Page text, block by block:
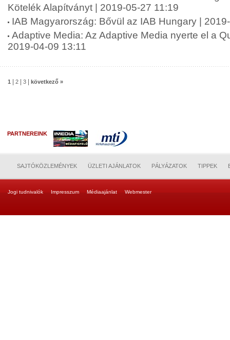
Kötelék Alapítványt | 2019-05-27 11:19
IAB Magyarország: Bővül az IAB Hungary |
Adaptive Media: Az Adaptive Media nyerte el a
2019-04-09 13:11
1 2 3 következő »
PARTNEREINK
SAJTÓKÖZLEMÉNYEK ÜZLETI AJÁNLATOK PÁLYÁZATOK TIPPEK
Jogi tudnivalók Impresszum Médiaajánlat Webmester